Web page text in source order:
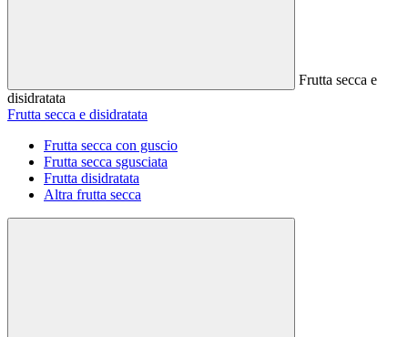
Frutta secca e
disidratata
Frutta secca e disidratata
Frutta secca con guscio
Frutta secca sgusciata
Frutta disidratata
Altra frutta secca